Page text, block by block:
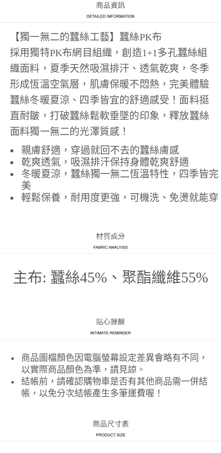
【獨一無二的蠶絲工藝】蠶絲PK布
採用獨特PK布網目組織，創造1+1多孔蠶絲組
織面料，夏季天然吸濕排汗、透氣乾爽，冬季
形成恆溫空氣層，肌膚保暖不悶熱，完美體驗
蠶絲冬暖夏涼、四季皆宜的舒適感受！面料挺
直耐皺，打破蠶絲鬆軟垂墜的印象，釋放蠶絲
面料獨一無二的光澤質感！
親膚舒適，穿過就回不去的蠶絲膚感
乾爽透氣，吸濕排汗保持身體乾爽舒適
冬暖夏涼，蠶絲獨一無二恆溫特性，四季皆完
美
輕鬆保養，耐用度更強，可機洗、免燙就能穿
主布: 蠶絲45%、聚酯纖維55%
商品圖檔顏色因電腦螢幕設定差異會略有不同，
以實際商品顏色為準，請見諒。
結帳前，請確認購物車是否有其他商品需一併結
帳，以免分次結帳產生多筆運費喔！